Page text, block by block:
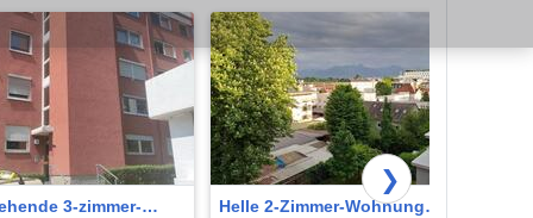
3-zimmer-
Helle 2-Zimmer-Wohnung
❯